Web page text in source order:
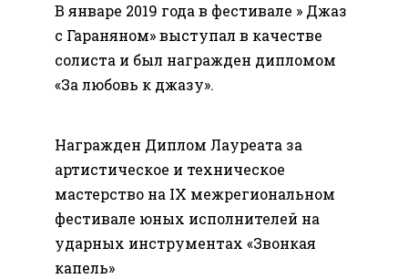
В январе 2019 года в фестивале » Джаз
с Гараняном» выступал в качестве
солиста и был награжден дипломом
«За любовь к джазу».
Награжден Диплом Лауреата за
артистическое и техническое
мастерство на IX межрегиональном
фестивале юных исполнителей на
ударных инструментах «Звонкая
капель»